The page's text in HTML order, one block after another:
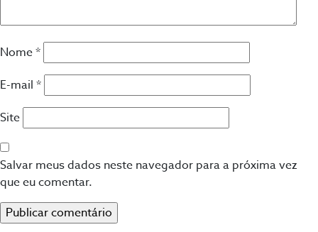
Nome*
E-mail *
Site
Salvar meus dados neste navegador para a próxima vez
que eu comentar.